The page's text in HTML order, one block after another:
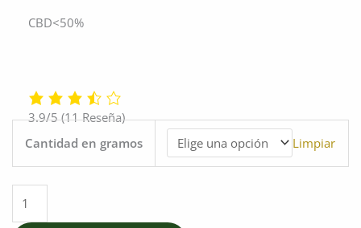
CBD<50%
3.9/5(11 Reseña)
Cantidad en gramos
Limpiar
Lemonberry
Muffin
Hash
cantidad